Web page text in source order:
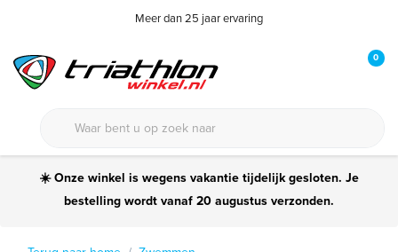
Meer dan 25 jaar ervaring
0
☀️ Onze winkel is wegens vakantie tijdelijk gesloten. Je
bestelling wordt vanaf 20 augustus verzonden.